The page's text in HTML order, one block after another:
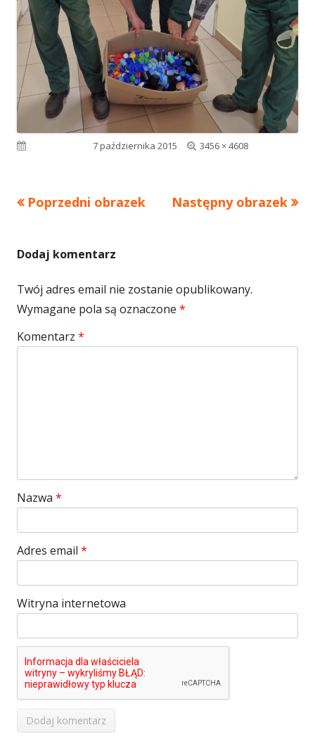
Opublikowano7 października 2015
Pełny
3456 × 4608
Poprzedni obrazek Następny obrazek
Dodaj komentarz
Twój adres email nie zostanie opublikowany.
Wymagane pola są oznaczone *
Komentarz *
Nazwa *
Adres email *
Witryna internetowa